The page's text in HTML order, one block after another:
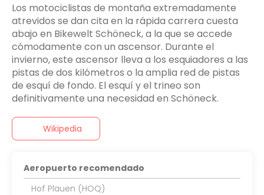
Los motociclistas de montaña extremadamente
atrevidos se dan cita en la rápida carrera cuesta
abajo en Bikewelt Schöneck, a la que se accede
cómodamente con un ascensor. Durante el
invierno, este ascensor lleva a los esquiadores a las
pistas de dos kilómetros o la amplia red de pistas
de esquí de fondo. El esquí y el trineo son
definitivamente una necesidad en Schöneck.
Wikipedia
Aeropuerto recomendado
Hof Plauen (HOQ)